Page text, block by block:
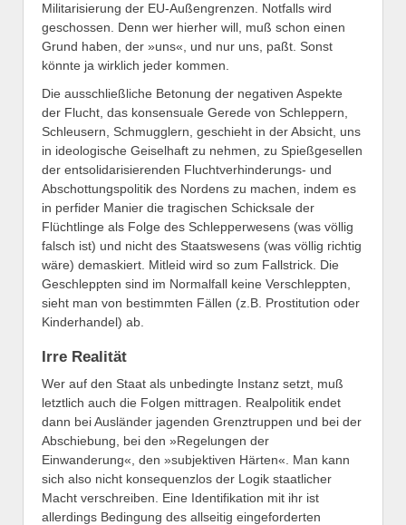
Militarisierung der EU-Außengrenzen. Notfalls wird
geschossen. Denn wer hierher will, muß schon einen
Grund haben, der »uns«, und nur uns, paßt. Sonst
könnte ja wirklich jeder kommen.
Die ausschließliche Betonung der negativen Aspekte
der Flucht, das konsensuale Gerede von Schleppern,
Schleusern, Schmugglern, geschieht in der Absicht, uns
in ideologische Geiselhaft zu nehmen, zu Spießgesellen
der entsolidarisierenden Fluchtverhinderungs- und
Abschottungspolitik des Nordens zu machen, indem es
in perfider Manier die tragischen Schicksale der
Flüchtlinge als Folge des Schlepperwesens (was völlig
falsch ist) und nicht des Staatswesens (was völlig richtig
wäre) demaskiert. Mitleid wird so zum Fallstrick. Die
Geschleppten sind im Normalfall keine Verschleppten,
sieht man von bestimmten Fällen (z.B. Prostitution oder
Kinderhandel) ab.
Irre Realität
Wer auf den Staat als unbedingte Instanz setzt, muß
letztlich auch die Folgen mittragen. Realpolitik endet
dann bei Ausländer jagenden Grenztruppen und bei der
Abschiebung, bei den »Regelungen der
Einwanderung«, den »subjektiven Härten«. Man kann
sich also nicht konsequenzlos der Logik staatlicher
Macht verschreiben. Eine Identifikation mit ihr ist
allerdings Bedingung des allseitig eingeforderten